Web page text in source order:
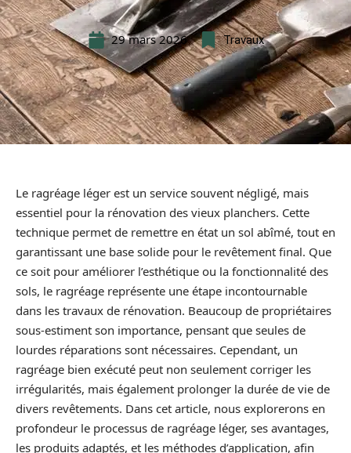
29 mars 2026 Travaux
Le ragréage léger est un service souvent négligé, mais
essentiel pour la rénovation des vieux planchers. Cette
technique permet de remettre en état un sol abîmé, tout en
garantissant une base solide pour le revêtement final. Que
ce soit pour améliorer l’esthétique ou la fonctionnalité des
sols, le ragréage représente une étape incontournable
dans les travaux de rénovation. Beaucoup de propriétaires
sous-estiment son importance, pensant que seules de
lourdes réparations sont nécessaires. Cependant, un
ragréage bien exécuté peut non seulement corriger les
irrégularités, mais également prolonger la durée de vie de
divers revêtements. Dans cet article, nous explorerons en
profondeur le processus de ragréage léger, ses avantages,
les produits adaptés, et les méthodes d’application, afin